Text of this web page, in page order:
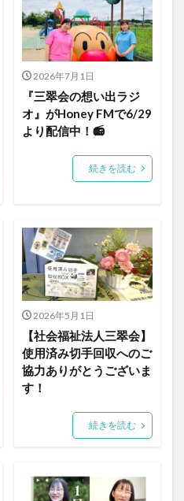
2026年7月1日
『三翠会の想い出ラジ
オ』がHoney FMで6/29
より配信中！📻
続きを読む
2026年5月1日
【社会福祉法人三翠会】
使用済み切手回収へのご
協力ありがとうございま
す！
続きを読む